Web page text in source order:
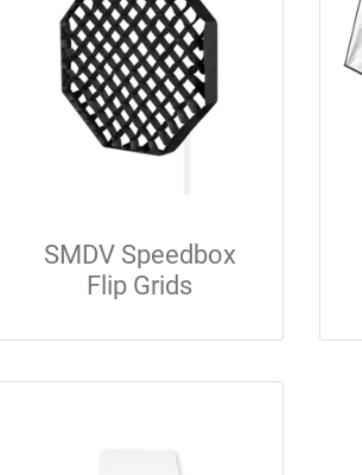
SMDV Speedbox
Flip Grids